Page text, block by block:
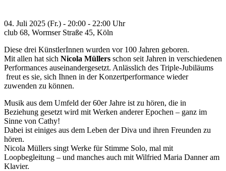
04. Juli 2025 (Fr.) - 20:00 - 22:00 Uhr
club 68, Wormser Straße 45, Köln
Diese drei KünstlerInnen wurden vor 100 Jahren geboren.
Mit allen hat sich Nicola Müllers schon seit Jahren in verschiedenen
Performances auseinandergesetzt. Anlässlich des Triple-Jubiläums
freut es sie, sich Ihnen in der Konzertperformance wieder
zuwenden zu können.
Musik aus dem Umfeld der 60er Jahre ist zu hören, die in
Beziehung gesetzt wird mit Werken anderer Epochen – ganz im
Sinne von Cathy!
Dabei ist einiges aus dem Leben der Diva und ihren Freunden zu
hören.
Nicola Müllers singt Werke für Stimme Solo, mal mit
Loopbegleitung – und manches auch mit Wilfried Maria Danner am
Klavier.